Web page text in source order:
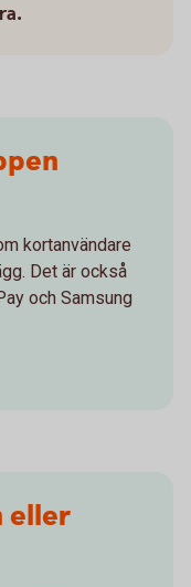
kortanvändare
Det är också
och Samsung
eller